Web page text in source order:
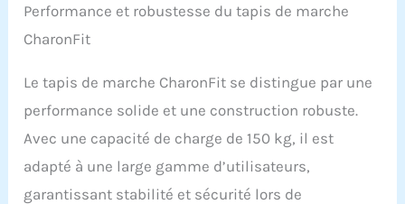
Performance et robustesse du tapis de marche
CharonFit
Le tapis de marche CharonFit se distingue par une
performance solide et une construction robuste.
Avec une capacité de charge de 150 kg, il est
adapté à une large gamme d’utilisateurs,
garantissant stabilité et sécurité lors de